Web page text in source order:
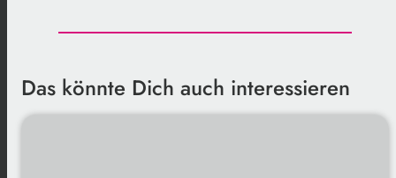
Das könnte Dich auch interessieren